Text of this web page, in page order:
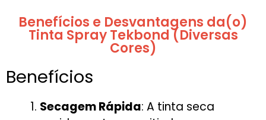
Benefícios e Desvantagens da(o)
Tinta Spray Tekbond (Diversas
Cores)
Benefícios
Secagem Rápida: A tinta seca